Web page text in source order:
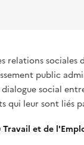
relations sociales
public
social
qui leur sont liés
et de